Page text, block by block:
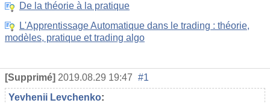
De la théorie à la pratique
L'Apprentissage Automatique dans le trading : théorie,
modèles, pratique et trading algo
[Supprimé] 2019.08.29 19:47 #1
Yevhenii Levchenko: